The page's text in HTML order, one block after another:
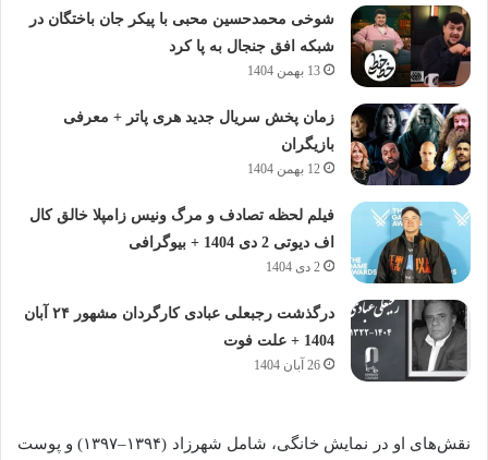
شوخی محمدحسین محبی با پیکر جان باختگان در
شبکه افق جنجال به پا کرد
13 بهمن 1404
زمان پخش سریال جدید هری پاتر + معرفی
بازیگران
12 بهمن 1404
فیلم لحظه تصادف و مرگ ونیس زامپلا خالق کال
اف دیوتی 2 دی 1404 + بیوگرافی
2 دی 1404
درگذشت رجبعلی عبادی کارگردان مشهور ۲۴ آبان
1404 + علت فوت
26 آبان 1404
نقش‌های او در نمایش خانگی، شامل شهرزاد (۱۳۹۴–۱۳۹۷) و پوست